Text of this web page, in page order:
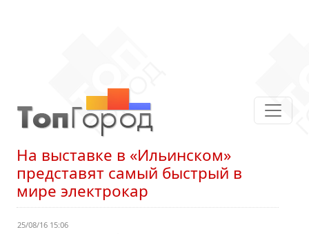
На выставке в «Ильинском»
представят самый быстрый в
мире электрокар
25/08/16 15:06